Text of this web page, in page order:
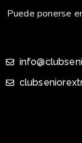
Puede ponerse